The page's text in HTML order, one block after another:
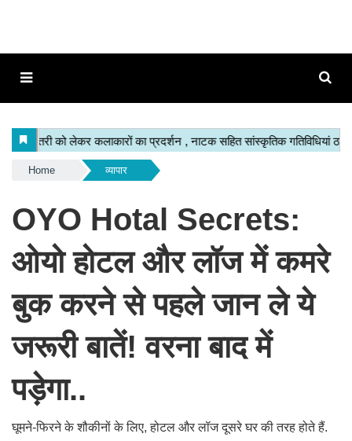
Home व्यापार
OYO Hotal Secrets:
ओयो होटल और लॉज में कमरे
बुक करने से पहले जान ले ये
जरूरी बातें! वरना बाद में
पड़ेगा..
घूमने-फिरने के शौकीनों के लिए, होटल और लॉज दूसरे घर की तरह होते हैं.